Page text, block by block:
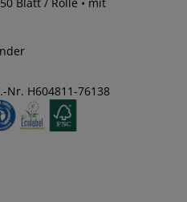
Blatt / Rolle • mit
Nr. H604811-76138